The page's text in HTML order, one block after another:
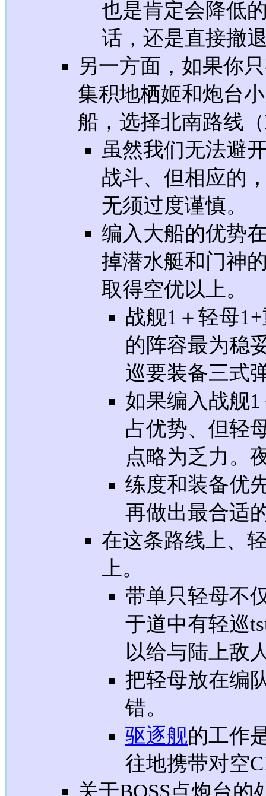
也是肯定会降低
话，还是直接撤
另一方面，如果你
集积地栖姬和炮台
船，选择北南路线
虽然我们无法避
战斗、但相应的
无须过度谨慎。
编入大船的优势
掉潜水艇和门神
取得空优以上。
战舰1＋轻母
的阵容最为稳
巡要装备三式
如果编入战舰
占优势、但轻
点略为乏力。
练度和装备优
再做出最合适
在这条路线上、
上。
带单只轻母不
于道中有轻巡
以给与陆上敌
把轻母放在编
错。
驱逐舰的工作
往地携带对空